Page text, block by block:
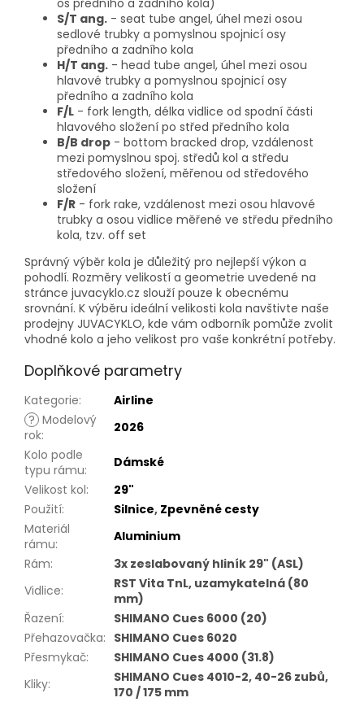
os předního a zadního kola)
S/T ang. - seat tube angel, úhel mezi osou
sedlové trubky a pomyslnou spojnicí osy
předního a zadního kola
H/T ang. - head tube angel, úhel mezi osou
hlavové trubky a pomyslnou spojnicí osy
předního a zadního kola
F/L - fork length, délka vidlice od spodní části
hlavového složení po střed předního kola
B/B drop - bottom bracked drop, vzdálenost
mezi pomyslnou spoj. středů kol a středu
středového složení, měřenou od středového
složení
F/R - fork rake, vzdálenost mezi osou hlavové
trubky a osou vidlice měřené ve středu předního
kola, tzv. off set
Správný výběr kola je důležitý pro nejlepší výkon a
pohodlí. Rozměry velikostí a geometrie uvedené na
stránce juvacyklo.cz slouží pouze k obecnému
srovnání. K výběru ideální velikosti kola navštivte naše
prodejny JUVACYKLO, kde vám odborník pomůže zvolit
vhodné kolo a jeho velikost pro vaše konkrétní potřeby.
Doplňkové parametry
Kategorie:
Airline
? Modelový
rok:
2026
Kolo podle
typu rámu:
Dámské
Velikost kol:
29"
Použití: Silnice, Zpevněné cesty
Materiál
rámu:
Aluminium
Rám:
3x zeslabovaný hliník 29" (ASL)
Vidlice:
RST Vita TnL, uzamykatelná (80
mm)
Řazení:
SHIMANO Cues 6000 (20)
Přehazovačka: SHIMANO Cues 6020
Přesmykač:
SHIMANO Cues 4000 (31.8)
Kliky:
SHIMANO Cues 4010-2, 40-26 zubů,
170 / 175 mm